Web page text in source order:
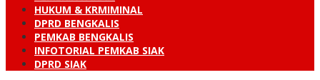
HUKUM & KRMIMINAL
DPRD BENGKALIS
PEMKAB BENGKALIS
INFOTORIAL PEMKAB SIAK
DPRD SIAK